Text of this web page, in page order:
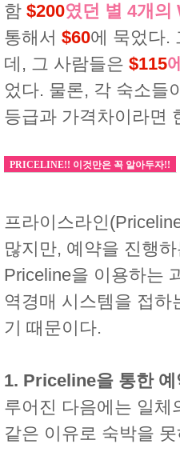
함 $200였던 별 4개의
통해서 $60에 묵었다.
데, 그 사람들은 $115
었다. 물론, 각 숙소들
등급과 가격차이라면
PRICELINE!! 이것만은 꼭 알아두자!!
프라이스라인
많지만, 예약을 진행
Priceline을 이용하는
역경매 시스템을 접
기 때문이다.
1. Priceline을 통한
루어진 다음에는 일체
같은 이유로 숙박을